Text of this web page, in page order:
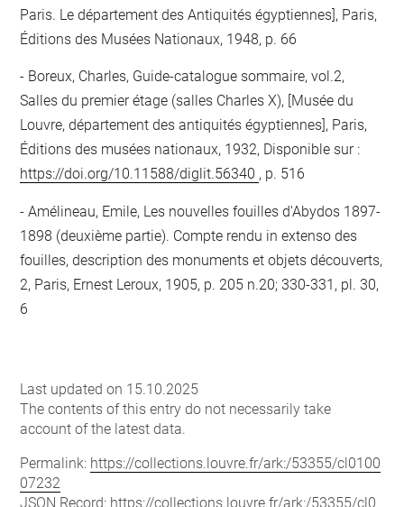
Paris. Le département des Antiquités égyptiennes], Paris,
Éditions des Musées Nationaux, 1948, p. 66
Boreux, Charles, Guide-catalogue sommaire, vol.2,
Salles du premier étage (salles Charles X), [Musée du
Louvre, département des antiquités égyptiennes], Paris,
Éditions des musées nationaux, 1932, Disponible sur :
https://doi.org/10.11588/diglit.56340 , p. 516
Amélineau, Emile, Les nouvelles fouilles d'Abydos 1897-
1898 (deuxième partie). Compte rendu in extenso des
fouilles, description des monuments et objets découverts,
2, Paris, Ernest Leroux, 1905, p. 205 n.20; 330-331, pl. 30,
6
Last updated on 15.10.2025
The contents of this entry do not necessarily take
account of the latest data.
Permalink: https://collections.louvre.fr/ark:/53355/cl0100
07232
JSON Record: https://collections.louvre.fr/ark:/53355/cl0